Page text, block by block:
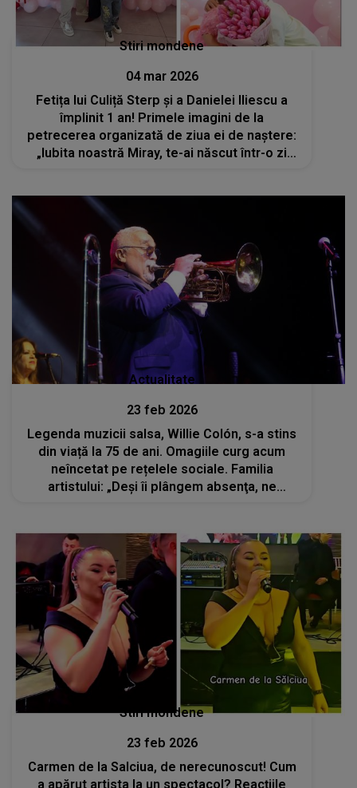
Stiri mondene
04 mar 2026
Fetița lui Culiță Sterp și a Danielei Iliescu a
împlinit 1 an! Primele imagini de la
petrecerea organizată de ziua ei de naștere:
„Iubita noastră Miray, te-ai născut într-o zi
Actualitate
23 feb 2026
Legenda muzicii salsa, Willie Colón, s-a stins
din viață la 75 de ani. Omagiile curg acum
neîncetat pe rețelele sociale. Familia
artistului: „Deşi îi plângem absenţa, ne
Stiri mondene
23 feb 2026
Carmen de la Salciua, de nerecunoscut! Cum
a apărut artista la un spectacol? Reacțiile